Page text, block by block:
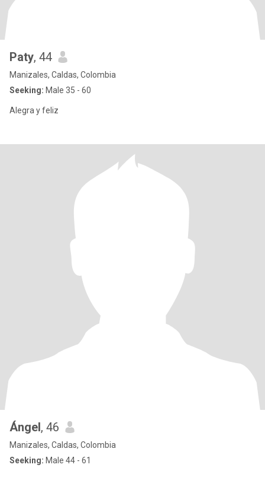
Paty, 44
Manizales, Caldas, Colombia
Seeking: Male 35 - 60
Alegra y feliz
Ángel, 46
Manizales, Caldas, Colombia
Seeking: Male 44 - 61